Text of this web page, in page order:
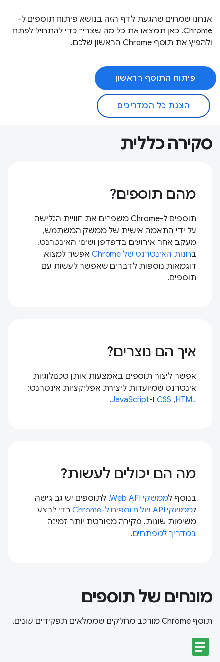
אנחנו שמחים שהגעת לדף הזה בנושא פיתוח תוספים ל-
Chrome. כאן תמצאו את כל מה שצריך כדי להתחיל לפתח
ולהפיץ את תוסף Chrome הראשון שלכם.
פיתוח התוסף הראשון
הצגת כל המדריכים
סקירה כללית
מהם תוספים?
תוספים ל-Chrome משפרים את חוויית הגלישה
על ידי התאמה אישית של ממשק המשתמש,
מעקב אחר אירועים בדפדפן ושינוי האינטרנט.
בחנות האינטרנט של Chrome
אפשר למצוא
דוגמאות נוספות לדברים שאפשר לעשות עם
תוספים.
איך הם נוצרים?
אפשר ליצור תוספים באמצעות אותן טכנולוגיות
אינטרנט שמיועדות ליצירת אפליקציות אינטרנט:
HTML
,‏
CSS ו-JavaScript
.
מה הם יכולים לעשות?
בנוסף לממשקי Web API
, לתוספים יש גם גישה
לממשקי API של תוספים ל-Chrome
כדי לבצע
משימות שונות. סקירה מפורטת יותר זמינה
במדריך למפתחים.
מונחים של תוספים
תוסף Chrome מורכב מחלקים שממלאים תפקידים שונים.
article